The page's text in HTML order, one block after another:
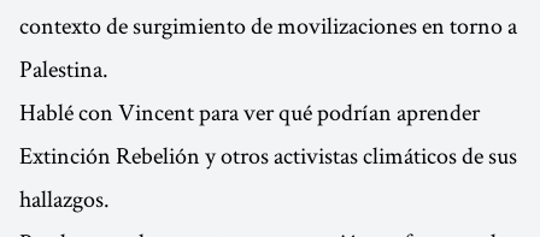
contexto de surgimiento de movilizaciones en torno a
Palestina.
Hablé con Vincent para ver qué podrían aprender
Extinción Rebelión y otros activistas climáticos de sus
hallazgos.